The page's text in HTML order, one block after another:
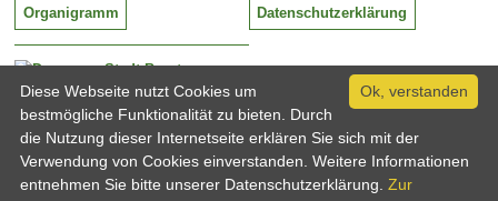
Stadt Barntrup
Mittelstraße 38
32683 Barntrup
Tel:
Email:
05263 / 409-0
info@barntrup.de
Organigramm Datenschutzerklärung
Ok, verstanden
Diese Webseite nutzt Cookies um
bestmögliche Funktionalität zu bieten. Durch
die Nutzung dieser Internetseite erklären Sie sich mit der
Verwendung von Cookies einverstanden. Weitere Informationen
entnehmen Sie bitte unserer Datenschutzerklärung. Zur